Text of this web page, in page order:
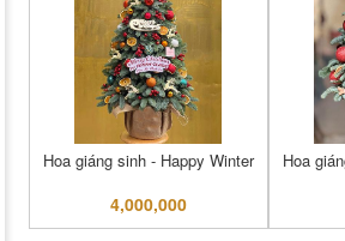
Hoa giáng sinh - Happy Winter
4,000,000
Hoa